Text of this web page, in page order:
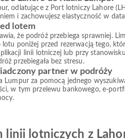
odlatujące z Port lotniczy Lahore
i zachowujesz elastyczność w
lotem
że podróż przebiega sprawniej.
lotu poniżej przed rezerwacją tego,
linii lotniczej lub przy
przebiegała bez stresu.
partner w podróży
Lumpur za pomocą jednego
w tym przelewu bankowego, e-
linii lotniczych z